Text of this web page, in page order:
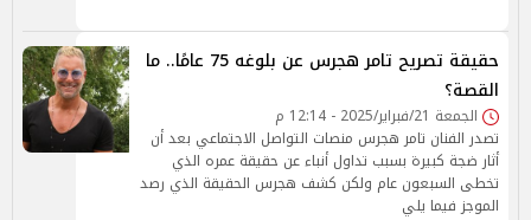
حقيقة تصريح تامر هجرس عن بلوغه 75 عامًا.. ما
القصة؟
الجمعة 21/فبراير/2025 - 12:14 م
تصدر الفنان تامر هجرس منصات التواصل الاجتماعي بعد أن
أثار ضجة كبيرة بسبب تداول أنباء عن حقيقة عمره الذي
تخطى السبعون عام ولكن كشف هجرس الحقيقة الذي رصد
الموجز فيما يلي